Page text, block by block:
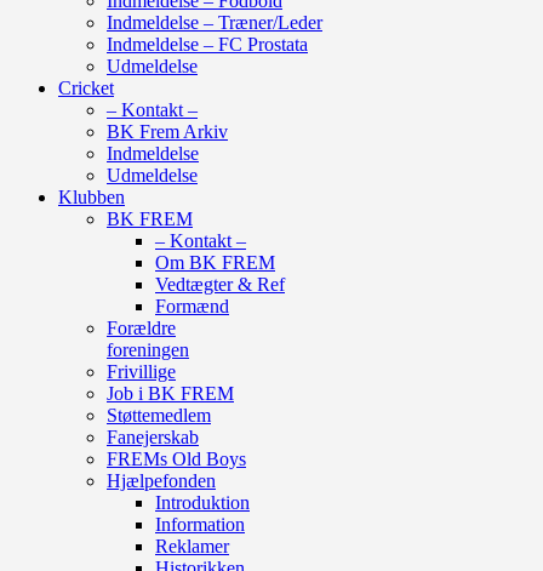
Indmeldelse – Træner/Leder
Indmeldelse – FC Prostata
Udmeldelse
Cricket
– Kontakt –
BK Frem Arkiv
Indmeldelse
Udmeldelse
Klubben
BK FREM
– Kontakt –
Om BK FREM
Vedtægter & Ref
Formænd
Forældre
foreningen
Frivillige
Job i BK FREM
Støttemedlem
Fanejerskab
FREMs Old Boys
Hjælpefonden
Introduktion
Information
Reklamer